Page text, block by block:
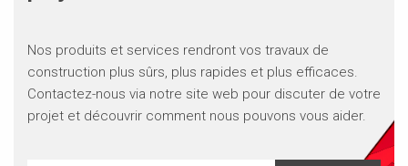
équipements, contribuant ainsi au respect du calendrier.
fier d’avoir contribué à un projet qui non seulement
répond à des défis de construction complexes, mais qui
soutient également le bien-être de la communauté des
personnes âgées de Calgary.
Nos produits et services rendront vos travaux de
construction plus sûrs, plus rapides et plus efficaces.
Contactez-nous via notre site web pour discuter de votre
projet et découvrir comment nous pouvons vous aider.